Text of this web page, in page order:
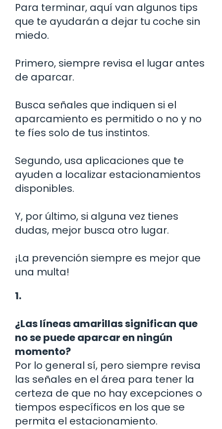
Para terminar, aquí van algunos tips
que te ayudarán a dejar tu coche sin
miedo.
Primero, siempre revisa el lugar antes
de aparcar.
Busca señales que indiquen si el
aparcamiento es permitido o no y no
te fíes solo de tus instintos.
Segundo, usa aplicaciones que te
ayuden a localizar estacionamientos
disponibles.
Y, por último, si alguna vez tienes
dudas, mejor busca otro lugar.
¡La prevención siempre es mejor que
una multa!
1.
¿Las líneas amarillas significan que
no se puede aparcar en ningún
momento?
Por lo general sí, pero siempre revisa
las señales en el área para tener la
certeza de que no hay excepciones o
tiempos específicos en los que se
permita el estacionamiento.